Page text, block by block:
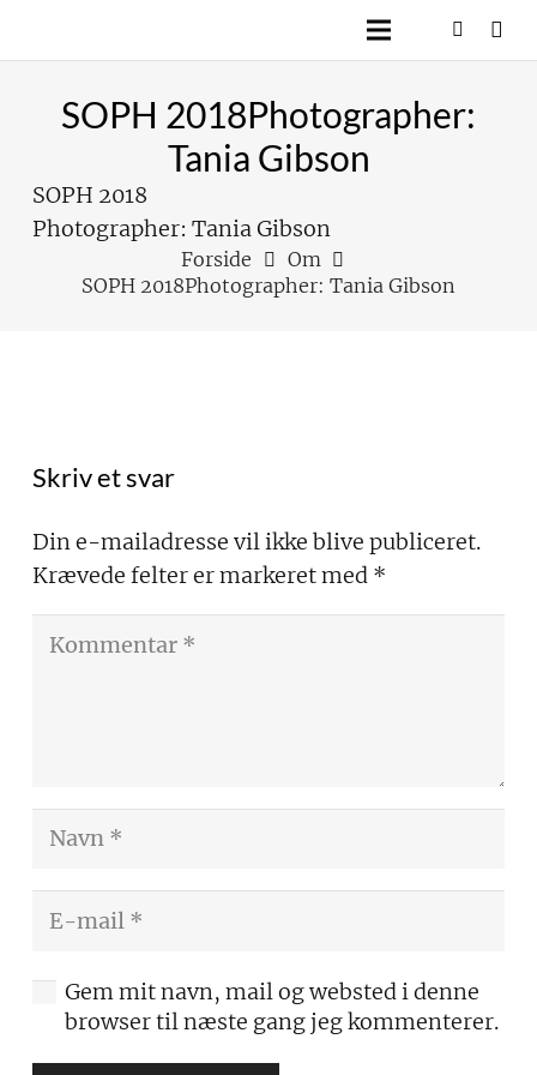
SOPH 2018Photographer:
Tania Gibson
SOPH 2018
Photographer: Tania Gibson
Forside
Om
SOPH 2018Photographer: Tania Gibson
Skriv et svar
Din e-mailadresse vil ikke blive publiceret.
Krævede felter er markeret med *
Gem mit navn, mail og websted i denne
browser til næste gang jeg kommenterer.